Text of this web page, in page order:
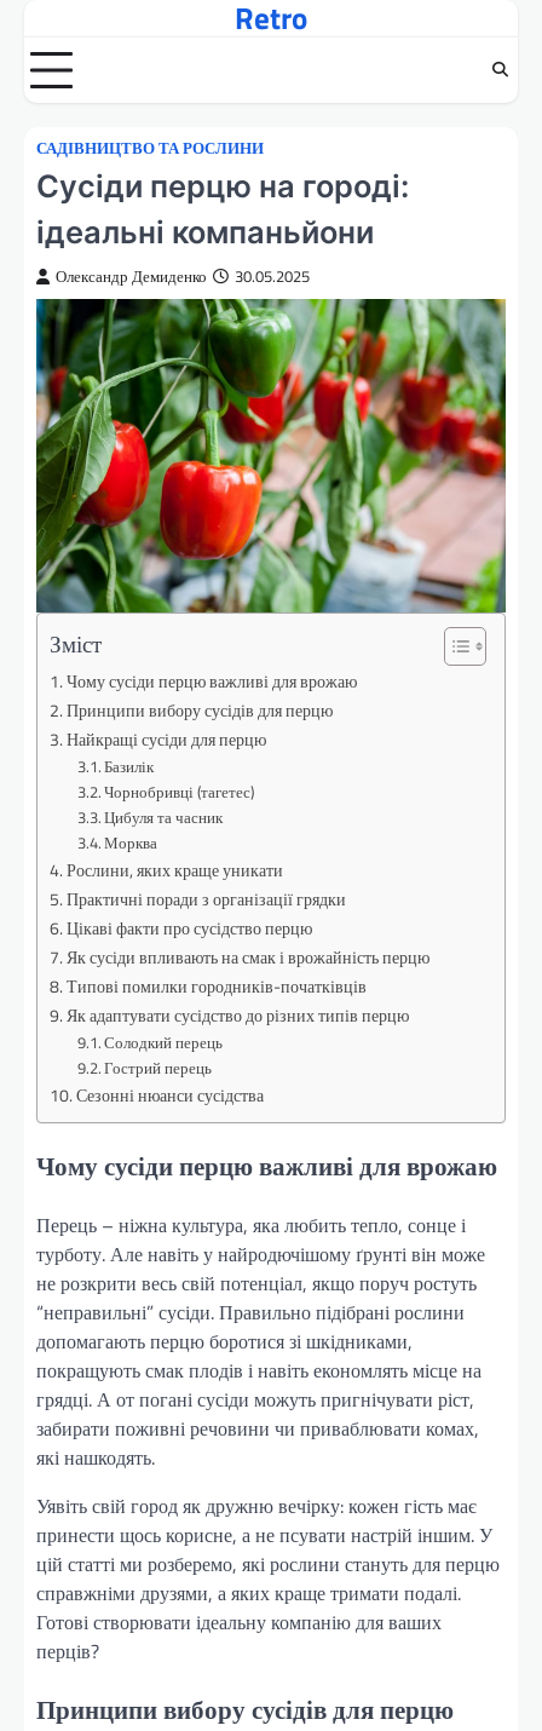
вмісту
Retro
САДІВНИЦТВО ТА РОСЛИНИ
Сусіди перцю на городі:
ідеальні компаньйони
Олександр Демиденко 30.05.2025
Зміст
Чому сусіди перцю важливі для врожаю
Принципи вибору сусідів для перцю
Найкращі сусіди для перцю
Базилік
Чорнобривці (тагетес)
Цибуля та часник
Морква
Рослини, яких краще уникати
Практичні поради з організації грядки
Цікаві факти про сусідство перцю
Як сусіди впливають на смак і врожайність перцю
Типові помилки городників-початківців
Як адаптувати сусідство до різних типів перцю
Солодкий перець
Гострий перець
Сезонні нюанси сусідства
Чому сусіди перцю важливі для врожаю
Перець – ніжна культура, яка любить тепло, сонце і
турботу. Але навіть у найродючішому ґрунті він може
не розкрити весь свій потенціал, якщо поруч ростуть
“неправильні” сусіди. Правильно підібрані рослини
допомагають перцю боротися зі шкідниками,
покращують смак плодів і навіть економлять місце на
грядці. А от погані сусіди можуть пригнічувати ріст,
забирати поживні речовини чи приваблювати комах,
які нашкодять.
Уявіть свій город як дружню вечірку: кожен гість має
принести щось корисне, а не псувати настрій іншим. У
цій статті ми розберемо, які рослини стануть для перцю
справжніми друзями, а яких краще тримати подалі.
Готові створювати ідеальну компанію для ваших
перців?
Принципи вибору сусідів для перцю